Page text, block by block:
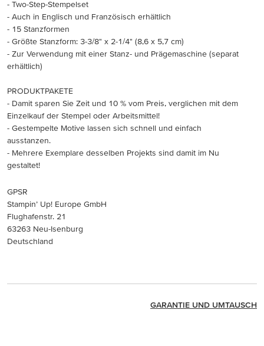
- Two-Step-Stempelset
- Auch in Englisch und Französisch erhältlich
- 15 Stanzformen
- Größte Stanzform: 3-3/8" x 2-1/4" (8,6 x 5,7 cm)
- Zur Verwendung mit einer Stanz- und Prägemaschine (separat
erhältlich)
PRODUKTPAKETE
- Damit sparen Sie Zeit und 10 % vom Preis, verglichen mit dem
Einzelkauf der Stempel oder Arbeitsmittel!
- Gestempelte Motive lassen sich schnell und einfach
ausstanzen.
- Mehrere Exemplare desselben Projekts sind damit im Nu
gestaltet!
GPSR
Stampin’ Up! Europe GmbH
Flughafenstr. 21
63263 Neu-Isenburg
Deutschland
GARANTIE UND UMTAUSCH